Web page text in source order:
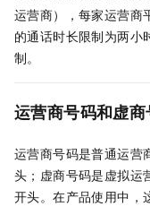
运营商），每家运营商
的通话时长限制为两小
制。
运营商号码和虚
运营商号码是普通运营
头；虚商号码是虚拟运
开头。在产品使用中，